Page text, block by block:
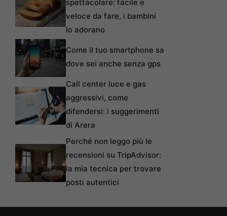
spettacolare: facile e
veloce da fare, i bambini
lo adorano
Come il tuo smartphone sa
dove sei anche senza gps
Call center luce e gas
aggressivi, come
difendersi: i suggerimenti
di Arera
Perché non leggo più le
recensioni su TripAdvisor:
la mia tecnica per trovare
posti autentici